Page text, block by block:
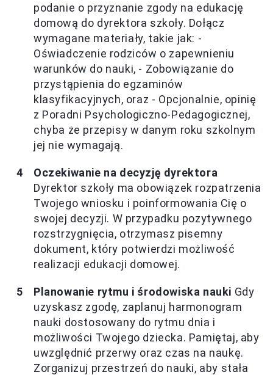
podanie o przyznanie zgody na edukację
domową do dyrektora szkoły. Dołącz
wymagane materiały, takie jak: -
Oświadczenie rodziców o zapewnieniu
warunków do nauki, - Zobowiązanie do
przystąpienia do egzaminów
klasyfikacyjnych, oraz - Opcjonalnie, opinię
z Poradni Psychologiczno-Pedagogicznej,
chyba że przepisy w danym roku szkolnym
jej nie wymagają.
Oczekiwanie na decyzję dyrektora
Dyrektor szkoły ma obowiązek rozpatrzenia
Twojego wniosku i poinformowania Cię o
swojej decyzji. W przypadku pozytywnego
rozstrzygnięcia, otrzymasz pisemny
dokument, który potwierdzi możliwość
realizacji edukacji domowej.
Planowanie rytmu i środowiska nauki Gdy
uzyskasz zgodę, zaplanuj harmonogram
nauki dostosowany do rytmu dnia i
możliwości Twojego dziecka. Pamiętaj, aby
uwzględnić przerwy oraz czas na naukę.
Zorganizuj przestrzeń do nauki, aby stała